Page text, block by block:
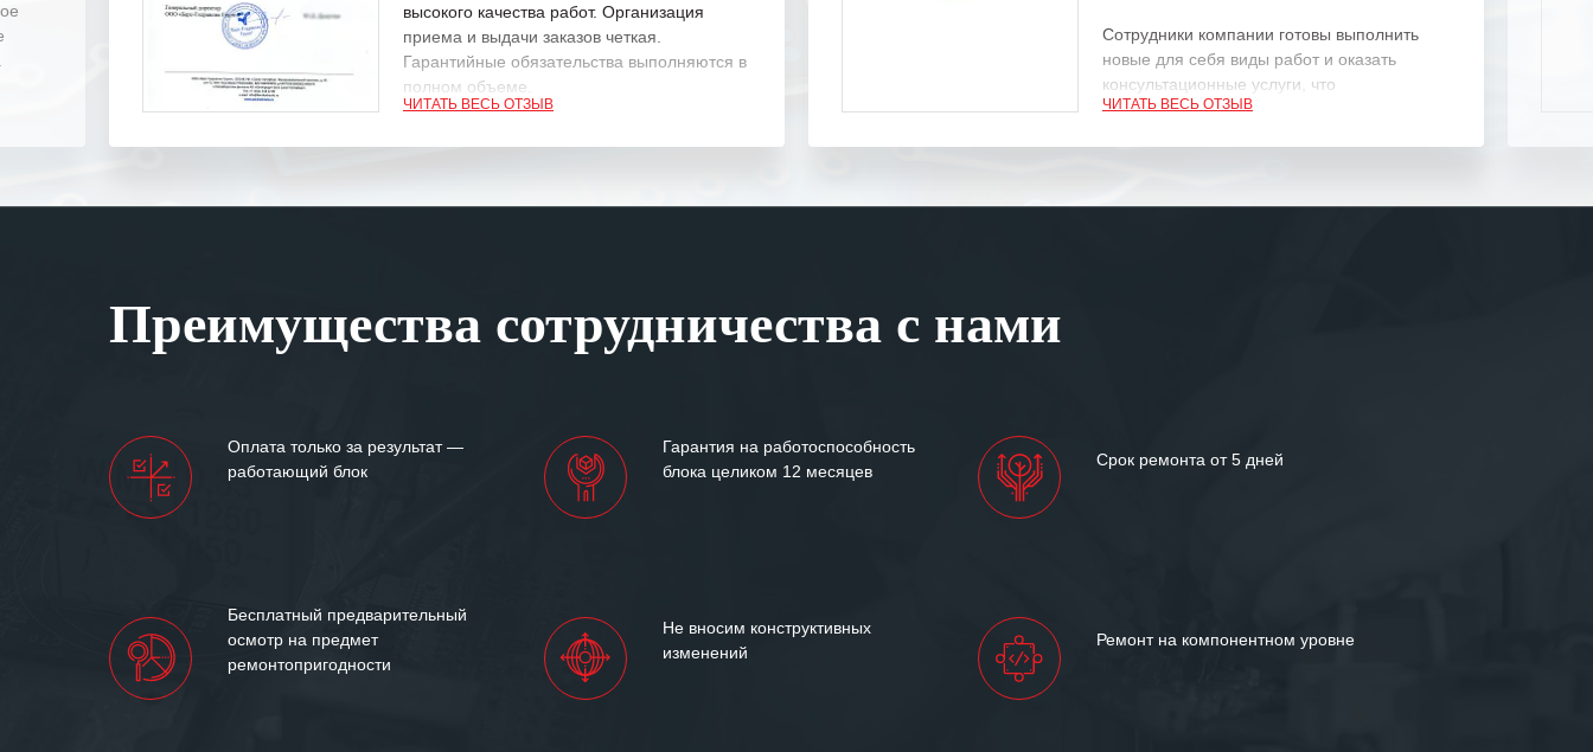
высокого качества работ. Организация
приема и выдачи заказов четкая.
Гарантийные обязательства выполняются в
полном объеме.
Мы высоко ценим сложившиеся между
«555» долгих лет успеха и процветания.
ЧИТАТЬ ВЕСЬ ОТЗЫВ
Сотрудники компании готовы выполнить
новые для себя виды работ и оказать
консультационные услуги, что
характеризует их как профессионалов
ответственного и надежного поставщика
ЧИТАТЬ ВЕСЬ ОТЗЫВ
Преимущества сотрудничества с нами
Оплата только за результат —
работающий блок
Гарантия на работоспособность
блока целиком 12 месяцев
Срок ремонта от 5 дней
Бесплатный предварительный
осмотр на предмет
ремонтопригодности
Не вносим конструктивных
изменений
Ремонт на компонентном уровне